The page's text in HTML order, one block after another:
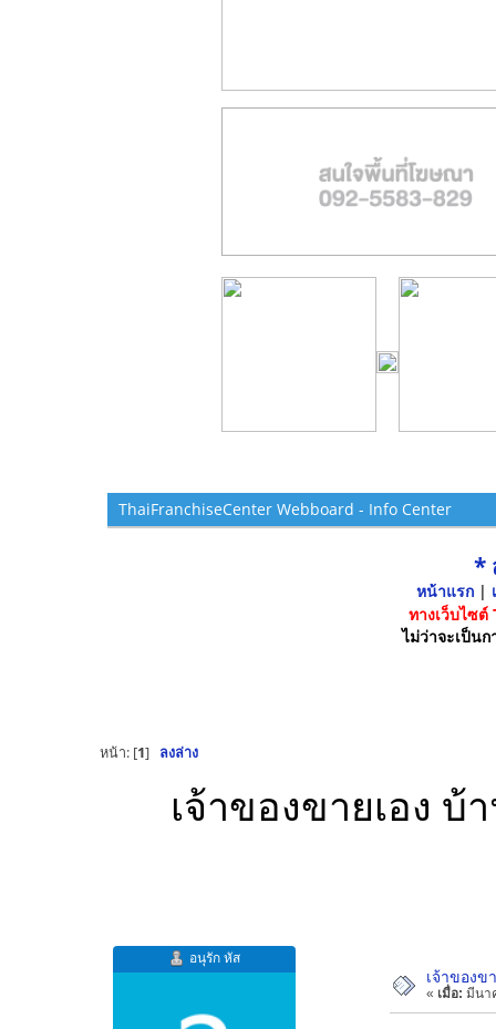
ThaiFranchiseCenter Webboard - Info Center
*
หน้าแรก|
ทางเว็บไซ
ไม่ว่าจะเป็น
หน้า: [1] ลงล่าง
เจ้าของขายเอง
อนุรัก หัส
เจ้าของ
« เมื่อ: มีนา